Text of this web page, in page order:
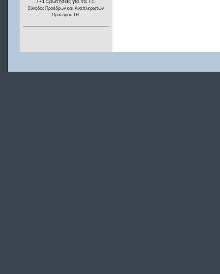
7+1 Ερωτήσεις για τα ΤΕΙ
Σύνοδος Προέδρων και Αναπληρωτών
Προέδρου ΤΕΙ